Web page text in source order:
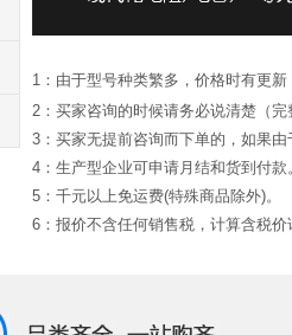
1：由于型号种类繁多，价格时有更
2：买家咨询的时候请务必说清楚（
3：买家无提前咨询而下单的，如果
4：生产型企业可申请月结和货到付款
5：千元以上免运费(特殊商品除外)。
6：报价不含任何销售税，计算含税价